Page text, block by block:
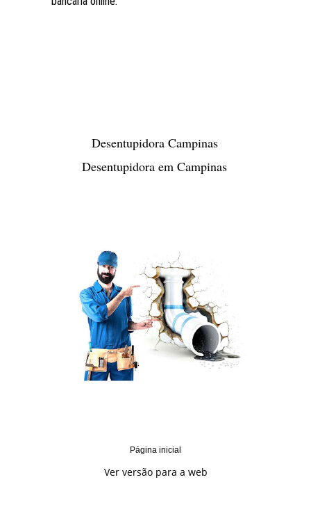
Desentupidora Campinas
Desentupidora em Campinas
Página inicial
Ver versão para a web